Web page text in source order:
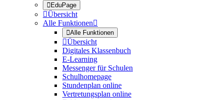
EduPage
Übersicht
Alle Funktionen
Alle Funktionen
Übersicht
Digitales Klassenbuch
E-Learning
Messenger für Schulen
Schulhomepage
Stundenplan online
Vertretungsplan online